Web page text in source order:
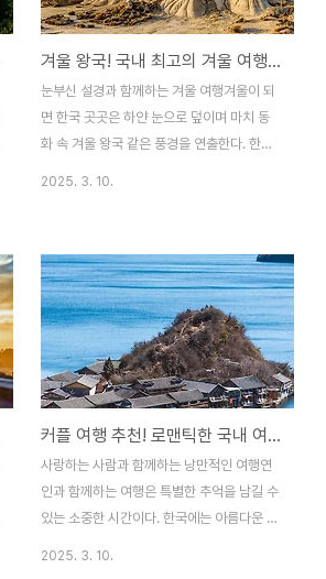
겨울 왕국! 국내 최고의 겨울 여행지 BEST 7
눈부신 설경과 함께하는 겨울 여행겨울이 되
면 한국 곳곳은 하얀 눈으로 덮이며 마치 동
화 속 겨울 왕국 같은 풍경을 연출한다. 한겨
더욱 매력적인 국내 여행지 7곳을 소개하고,
겨울 여행을 더욱 즐겁게 만드는 팁도 함께
제공합니다.국내 최고의 겨울 여행지 7곳1.
강원도 대관령 - 환상적인 설경과 양떼목장
강원도 대관령은 겨울이 되면 온통 하얀 눈으
로 뒤덮이며 동화 같은 풍경을 선사한다. 특
히, 대관령 양떼목장은 눈 덮인 언덕 위를 자
유롭게 뛰노는 양들과 함께 이국적인 설경을
감상할 수 있는 명소다. 트레킹 코스를 따라
걷다 보면 광활한 설..
2025. 3. 10.
커플 여행 추천! 로맨틱한 국내 여행지 TOP 5
사랑하는 사람과 함께하는 낭만적인 여행연
인과 함께하는 여행은 특별한 추억을 남길 수
있는 소중한 시간이다. 한국에는 아름다운 자
2025. 3. 10.